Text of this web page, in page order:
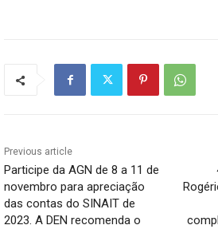
Previous article
Participe da AGN de 8 a 11 de
novembro para apreciação
das contas do SINAIT de
2023. A DEN recomenda o